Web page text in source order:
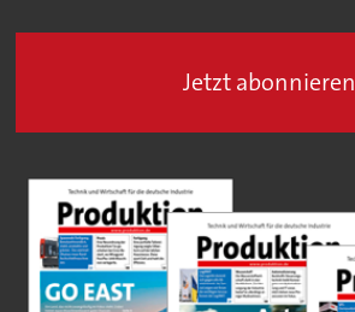
Jetzt abonnieren